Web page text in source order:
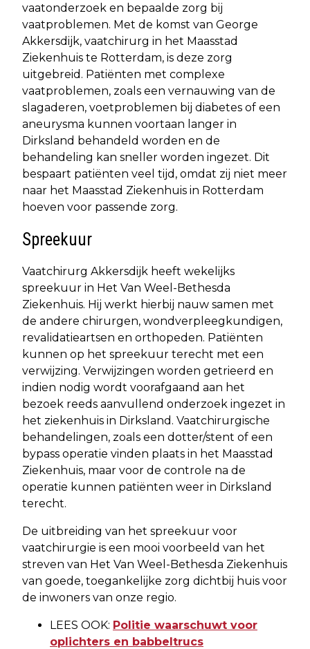
vaatonderzoek en bepaalde zorg bij
vaatproblemen. Met de komst van George
Akkersdijk, vaatchirurg in het Maasstad
Ziekenhuis te Rotterdam, is deze zorg
uitgebreid. Patiënten met complexe
vaatproblemen, zoals een vernauwing van de
slagaderen, voetproblemen bij diabetes of een
aneurysma kunnen voortaan langer in
Dirksland behandeld worden en de
behandeling kan sneller worden ingezet. Dit
bespaart patiënten veel tijd, omdat zij niet meer
naar het Maasstad Ziekenhuis in Rotterdam
hoeven voor passende zorg.
Spreekuur
Vaatchirurg Akkersdijk heeft wekelijks
spreekuur in Het Van Weel-Bethesda
Ziekenhuis. Hij werkt hierbij nauw samen met
de andere chirurgen, wondverpleegkundigen,
revalidatieartsen en orthopeden. Patiënten
kunnen op het spreekuur terecht met een
verwijzing. Verwijzingen worden getrieerd en
indien nodig wordt voorafgaand aan het
bezoek reeds aanvullend onderzoek ingezet in
het ziekenhuis in Dirksland. Vaatchirurgische
behandelingen, zoals een dotter/stent of een
bypass operatie vinden plaats in het Maasstad
Ziekenhuis, maar voor de controle na de
operatie kunnen patiënten weer in Dirksland
terecht.
De uitbreiding van het spreekuur voor
vaatchirurgie is een mooi voorbeeld van het
streven van Het Van Weel-Bethesda Ziekenhuis
van goede, toegankelijke zorg dichtbij huis voor
de inwoners van onze regio.
LEES OOK: Politie waarschuwt voor
oplichters en babbeltrucs